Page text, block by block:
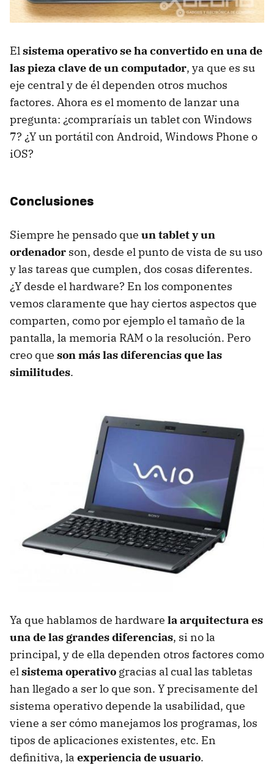
Elsistema operativo se ha convertido en una de
las pieza clave de un computador, ya que es su
eje central y de él dependen otros muchos
factores. Ahora es el momento de lanzar una
pregunta: ¿compraríais un tablet con Windows
7? ¿Y un portátil con Android, Windows Phone o
iOS?
Conclusiones
Siempre he pensado que un tablet y un
ordenador son, desde el punto de vista de su uso
y las tareas que cumplen, dos cosas diferentes.
¿Y desde el hardware? En los componentes
vemos claramente que hay ciertos aspectos que
comparten, como por ejemplo el tamaño de la
pantalla, la memoria RAM o la resolución. Pero
creo que son más las diferencias que las
similitudes.
Ya que hablamos de hardware la arquitectura es
una de las grandes diferencias, si no la
principal, y de ella dependen otros factores como
elsistema operativo gracias al cual las tabletas
han llegado a ser lo que son. Y precisamente del
sistema operativo depende la usabilidad, que
viene a ser cómo manejamos los programas, los
tipos de aplicaciones existentes, etc. En
definitiva, la experiencia de usuario.